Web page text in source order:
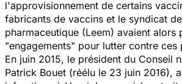
l'approvisionnement de certains
fabricants de vaccins et le syndicat
pharmaceutique (Leem) avaient alors
"engagements" pour lutter contre ces
En juin 2015, le président du Conseil
Patrick Bouet (réélu le 23 juin 2016),